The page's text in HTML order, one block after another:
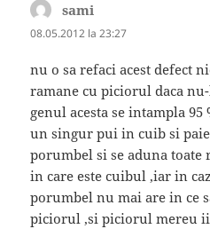
sami
08.05.2012 la 23:27
nu o sa refaci acest defect
ramane cu piciorul daca
genul acesta se intampla
un singur pui in cuib si
porumbel si se aduna toate
in care este cuibul ,iar in
porumbel nu mai are in ce
piciorul ,si piciorul mereu ii